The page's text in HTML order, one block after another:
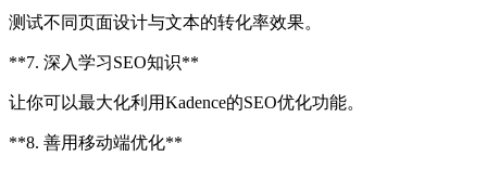
测试不同页面设计与文本的转化率效果。
**7. 深入学习SEO知识**
让你可以最大化利用Kadence的SEO优化功能。
**8. 善用移动端优化**